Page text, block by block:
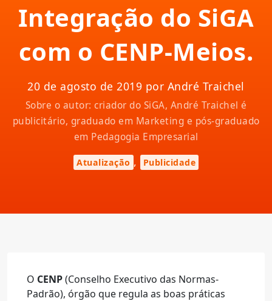
Integração do SiGA
com o CENP-Meios.
20 de agosto de 2019 por André Traichel
Sobre o autor: criador do SiGA, André Traichel é
publicitário, graduado em Marketing e pós-graduado
em Pedagogia Empresarial
Atualização , Publicidade
O CENP(Conselho Executivo das Normas-
Padrão), órgão que regula as boas práticas